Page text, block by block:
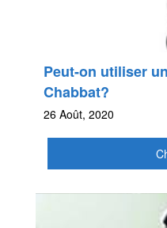
Peut-on utiliser
Chabbat?
26 Août, 2020